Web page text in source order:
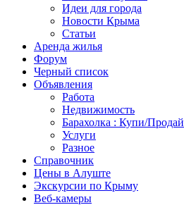
Идеи для города
Новости Крыма
Статьи
Аренда жилья
Форум
Черный список
Объявления
Работа
Недвижимость
Барахолка : Купи/Продай
Услуги
Разное
Справочник
Цены в Алуште
Экскурсии по Крыму
Веб-камеры